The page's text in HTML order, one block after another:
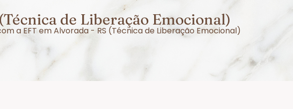
de Liberação Emocional)
a EFT em Alvorada - RS (Técnica de Liberação Emocional)